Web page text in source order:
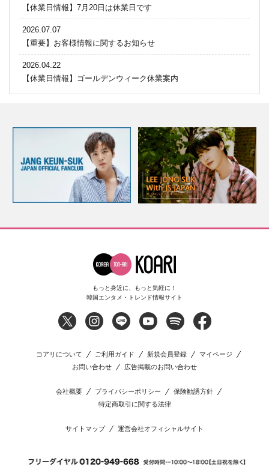
【休業日情報】7月20日は休業日です
2026.07.07
【重要】お客様情報に関するお知らせ
2026.04.22
【休業日情報】ゴールデンウィーク休業案内
もっと身近に、もっと気軽に！
韓国エンタメ・トレンド情報サイト
コアリについて ご利用ガイド 新規会員登録
マイページ
お問い合わせ
広告掲載のお問い合わせ
会社概要 プライバシーポリシー
保険勧誘方針
特定商取引に関する法律
サイトマップ 運営会社オフィシャルサイト